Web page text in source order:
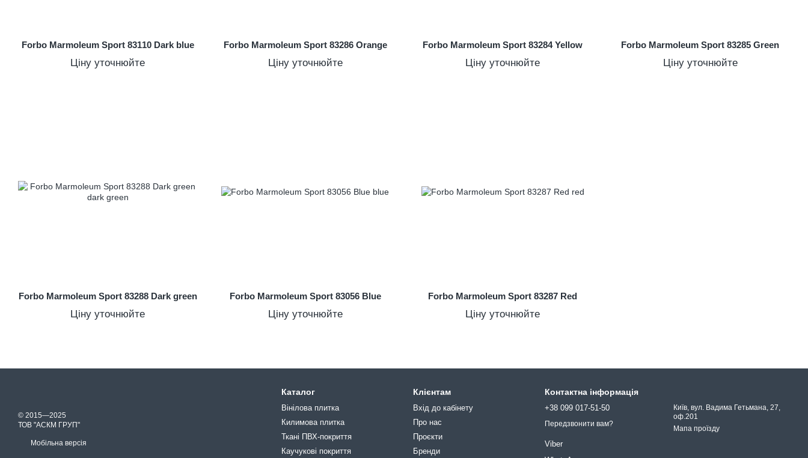
Forbo Marmoleum Sport 83110 Dark blue
Ціну уточнюйте
Forbo Marmoleum Sport 83286 Orange
Ціну уточнюйте
Forbo Marmoleum Sport 83284 Yellow
Ціну уточнюйте
Forbo Marmoleum Sport 83285 Green
Ціну уточнюйте
Forbo Marmoleum Sport 83288 Dark green
Ціну уточнюйте
Forbo Marmoleum Sport 83056 Blue
Ціну уточнюйте
Forbo Marmoleum Sport 83287 Red
Ціну уточнюйте
© 2015—2025
ТОВ "АСКМ ГРУП"
Мобільна версія
Каталог
Вінілова плитка
Килимова плитка
Ткані ПВХ-покриття
Каучукові покриття
Клієнтам
Вхід до кабінету
Про нас
Проєкти
Бренди
Контактна інформація
+38 099 017-51-50
Передзвонити вам?
Viber
Київ, вул. Вадима Гетьмана, 27,
оф.201
Мапа проїзду